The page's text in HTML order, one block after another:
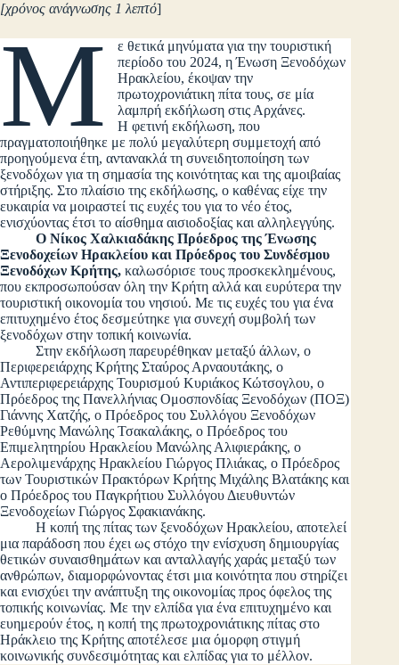
[χρόνος ανάγνωσης 1 λεπτό]
Μ
ε θετικά μηνύματα για την τουριστική
περίοδο του 2024, η Ένωση Ξενοδόχων
Ηρακλείου, έκοψαν την
πρωτοχρονιάτικη πίτα τους, σε μία
λαμπρή εκδήλωση στις Αρχάνες.
Η φετινή εκδήλωση, που
πραγματοποιήθηκε με πολύ μεγαλύτερη συμμετοχή από
προηγούμενα έτη, αντανακλά τη συνειδητοποίηση των
ξενοδόχων για τη σημασία της κοινότητας και της αμοιβαίας
στήριξης. Στο πλαίσιο της εκδήλωσης, ο καθένας είχε την
ευκαιρία να μοιραστεί τις ευχές του για το νέο έτος,
ενισχύοντας έτσι το αίσθημα αισιοδοξίας και αλληλεγγύης.
Ο Νίκος Χαλκιαδάκης Πρόεδρος της Ένωσης
Ξενοδοχείων Ηρακλείου και Πρόεδρος του Συνδέσμου
Ξενοδόχων Κρήτης, καλωσόρισε τους προσκεκλημένους,
που εκπροσωπούσαν όλη την Κρήτη αλλά και ευρύτερα την
τουριστική οικονομία του νησιού. Με τις ευχές του για ένα
επιτυχημένο έτος δεσμεύτηκε για συνεχή συμβολή των
ξενοδόχων στην τοπική κοινωνία.
Στην εκδήλωση παρευρέθηκαν μεταξύ άλλων, ο
Περιφερειάρχης Κρήτης Σταύρος Αρναουτάκης, ο
Αντιπεριφερειάρχης Τουρισμού Κυριάκος Κώτσογλου, ο
Πρόεδρος της Πανελλήνιας Ομοσπονδίας Ξενοδόχων (ΠΟΞ)
Γιάννης Χατζής, ο Πρόεδρος του Συλλόγου Ξενοδόχων
Ρεθύμνης Μανώλης Τσακαλάκης, ο Πρόεδρος του
Επιμελητηρίου Ηρακλείου Μανώλης Αλιφιεράκης, ο
Αερολιμενάρχης Ηρακλείου Γιώργος Πλιάκας, ο Πρόεδρος
των Τουριστικών Πρακτόρων Κρήτης Μιχάλης Βλατάκης και
ο Πρόεδρος του Παγκρήτιου Συλλόγου Διευθυντών
Ξενοδοχείων Γιώργος Σφακιανάκης.
Η κοπή της πίτας των ξενοδόχων Ηρακλείου, αποτελεί
μια παράδοση που έχει ως στόχο την ενίσχυση δημιουργίας
θετικών συναισθημάτων και ανταλλαγής χαράς μεταξύ των
ανθρώπων, διαμορφώνοντας έτσι μια κοινότητα που στηρίζει
και ενισχύει την ανάπτυξη της οικονομίας προς όφελος της
τοπικής κοινωνίας. Με την ελπίδα για ένα επιτυχημένο και
ευημερούν έτος, η κοπή της πρωτοχρονιάτικης πίτας στο
Ηράκλειο της Κρήτης αποτέλεσε μια όμορφη στιγμή
κοινωνικής συνδεσιμότητας και ελπίδας για το μέλλον.